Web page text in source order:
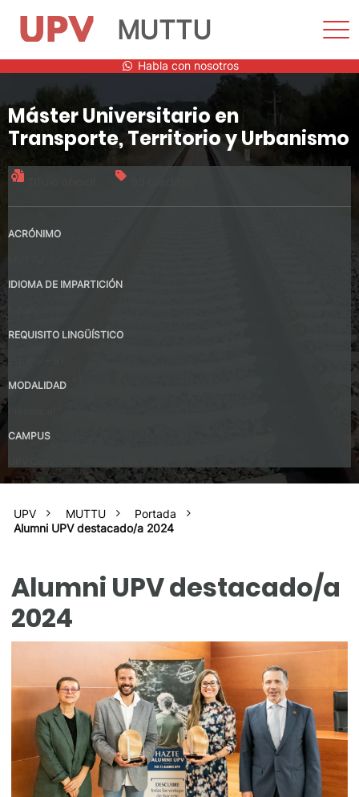
contenido
MUTTU
Habla con nosotros
Máster Universitario en
Transporte, Territorio y Urbanismo
ACRÓNIMO
IDIOMA DE IMPARTICIÓN
REQUISITO LINGÜÍSTICO
MODALIDAD
CAMPUS
UPV MUTTU
Portada
Alumni UPV destacado/a 2024
Alumni UPV destacado/a
2024